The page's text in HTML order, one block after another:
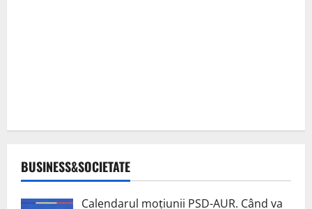
BUSINESS&SOCIETATE
Calendarul moțiunii PSD-AUR. Când va